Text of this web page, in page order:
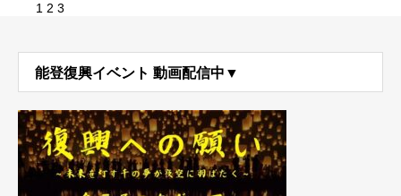
1 2 3
能登復興イベント 動画配信中▼